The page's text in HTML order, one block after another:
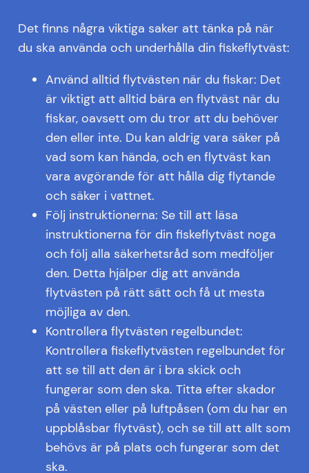
Det finns några viktiga saker att tänka på när
du ska använda och underhålla din fiskeflytväst:
Använd alltid flytvästen när du fiskar: Det
är viktigt att alltid bära en flytväst när du
fiskar, oavsett om du tror att du behöver
den eller inte. Du kan aldrig vara säker på
vad som kan hända, och en flytväst kan
vara avgörande för att hålla dig flytande
och säker i vattnet.
Följ instruktionerna: Se till att läsa
instruktionerna för din fiskeflytväst noga
och följ alla säkerhetsråd som medföljer
den. Detta hjälper dig att använda
flytvästen på rätt sätt och få ut mesta
möjliga av den.
Kontrollera flytvästen regelbundet:
Kontrollera fiskeflytvästen regelbundet för
att se till att den är i bra skick och
fungerar som den ska. Titta efter skador
på västen eller på luftpåsen (om du har en
uppblåsbar flytväst), och se till att allt som
behövs är på plats och fungerar som det
ska.